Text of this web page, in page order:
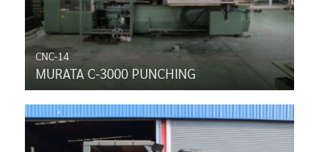
CNC-14
MURATA C-3000 PUNCHING